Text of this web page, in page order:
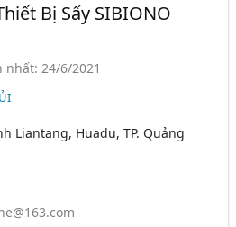
Bị Sấy SIBIONO
24/6/2021
Liantang, Huadu, TP. Quảng